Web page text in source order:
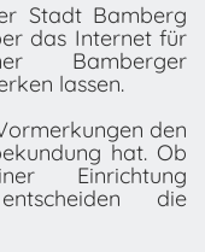
Stadt Bamberg
das Internet für
Bamberger
lassen.
den
hat. Ob
Einrichtung
die